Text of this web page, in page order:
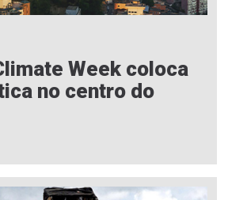
Week coloca
no centro do